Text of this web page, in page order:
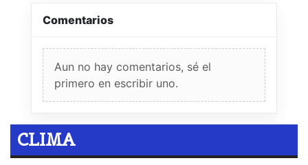
Comentarios
Aun no hay comentarios, sé el
primero en escribir uno.
CLIMA